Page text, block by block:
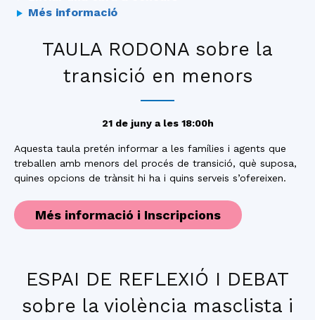
Més informació
TAULA RODONA sobre la
transició en menors
21 de juny a les 18:00h
Aquesta taula pretén informar a les famílies i agents que
treballen amb menors del procés de transició, què suposa,
quines opcions de trànsit hi ha i quins serveis s’ofereixen.
Més informació i Inscripcions
ESPAI DE REFLEXIÓ I DEBAT
sobre la violència masclista i